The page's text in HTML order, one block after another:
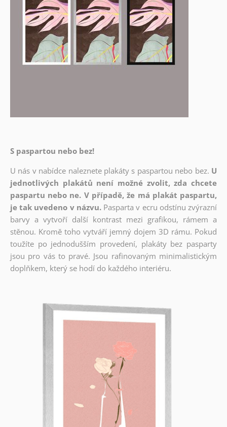
S paspartou nebo bez!
U nás v nabídce naleznete plakáty s paspartou nebo bez. U
jednotlivých plakátů není možné zvolit, zda chcete
paspartu nebo ne. V případě, že má plakát paspartu,
je tak uvedeno v názvu. Pasparta v ecru odstínu zvýrazní
barvy a vytvoří další kontrast mezi grafikou, rámem a
stěnou. Kromě toho vytváří jemný dojem 3D rámu. Pokud
toužíte po jednodušším provedení, plakáty bez pasparty
jsou pro vás to pravé. Jsou rafinovaným minimalistickým
doplňkem, který se hodí do každého interiéru.